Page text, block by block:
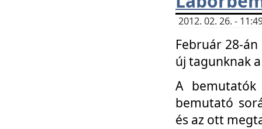
2012. 02. 26. -
Február 28-
új tagunknak
A
bemutató
és az ott